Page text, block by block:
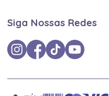
Siga Nossas Redes